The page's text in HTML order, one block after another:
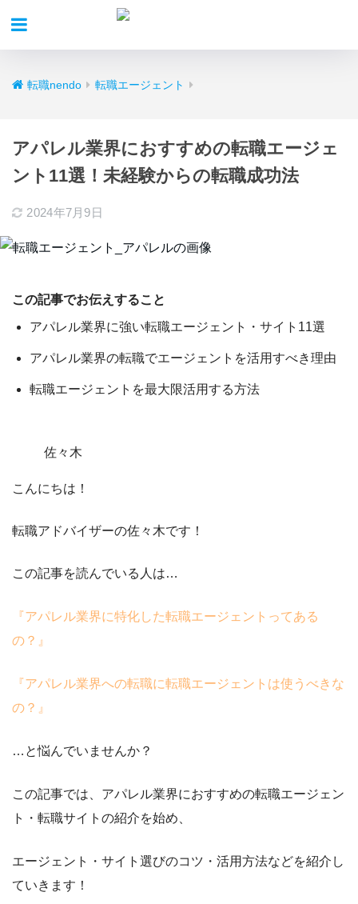
転職nendo 転職エージェント
アパレル業界におすすめの転職エージェ
ント11選！未経験からの転職成功法
2024年7月9日
この記事でお伝えすること
アパレル業界に強い転職エージェント・サイト11選
アパレル業界の転職でエージェントを活用すべき理由
転職エージェントを最大限活用する方法
佐々木
こんにちは！
転職アドバイザーの佐々木です！
この記事を読んでいる人は…
『アパレル業界に特化した転職エージェントってある
の？』
『アパレル業界への転職に転職エージェントは使うべきな
の？』
…と悩んでいませんか？
この記事では、 アパレル業界におすすめの転職エージェン
ト・転職サイトの紹介を始め、
エージェント・サイト選びのコツ・活用方法などを紹介し
ていきます！